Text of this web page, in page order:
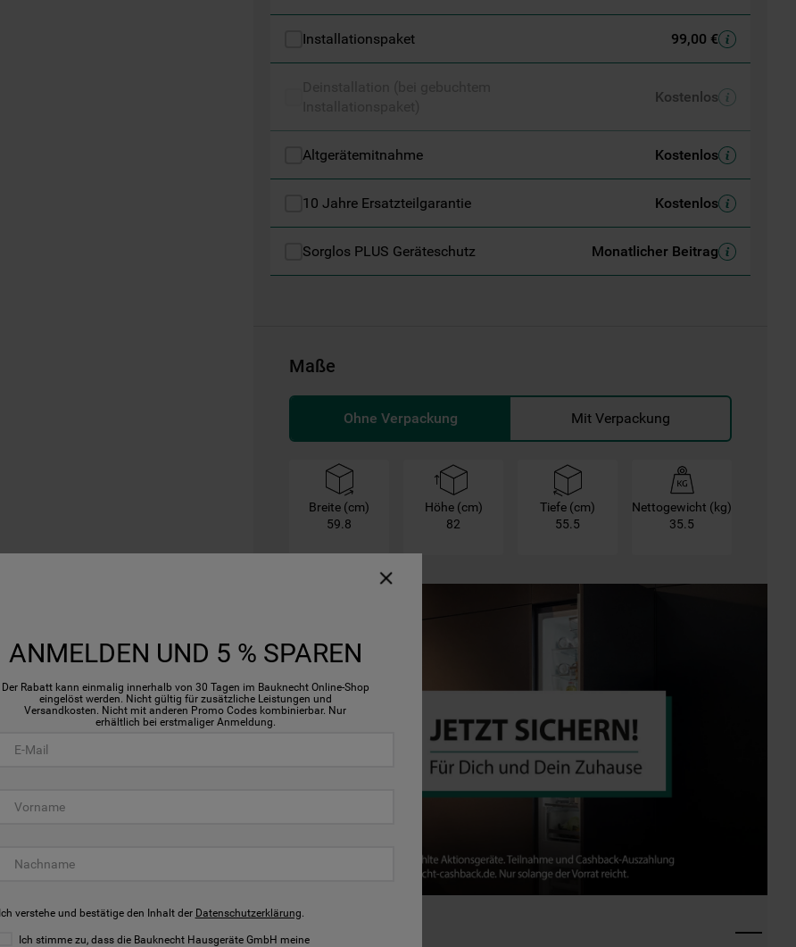
Installationspaket 99,00 €
Kostenlos
Altgerätemitnahme Kostenlos
10 Jahre Ersatzteilgarantie Kostenlos
Sorglos PLUS Geräteschutz Monatlicher Beitrag
Maße
Ohne Verpackung Mit Verpackung
Breite (cm)
59.8
Höhe (cm)
82
Tiefe (cm)
55.5
Nettogewicht (kg)
35.5
Einstellungen". Um unsere Cookie-Richtlinie
Informationen" . Wenn Sie auf "Nur
https://www.bauknecht.de/seiten/nutzung-
ANMELDEN UND 5 % SPAREN
Der Rabatt kann einmalig innerhalb von 30 Tagen im Bauknecht Online-Shop
eingelöst werden. Nicht gültig für zusätzliche Leistungen und
Versandkosten. Nicht mit anderen Promo Codes kombinierbar. Nur
erhältlich bei erstmaliger Anmeldung.
Ich verstehe und bestätige den Inhalt der Datenschutzerklärung.
Ich stimme zu, dass die Bauknecht Hausgeräte GmbH meine